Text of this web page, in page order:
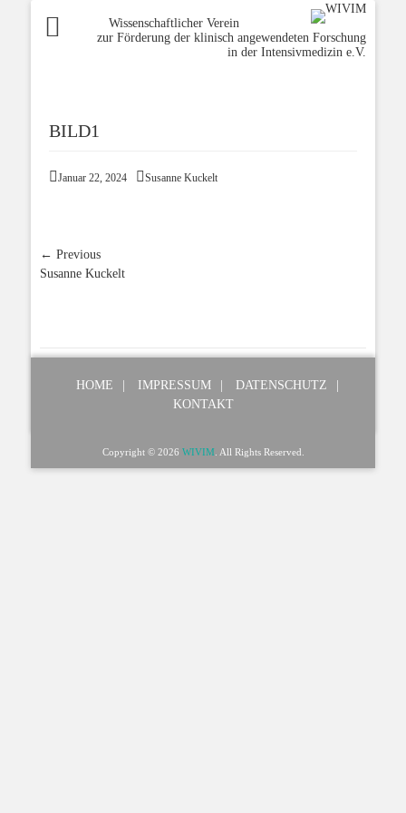
Wissenschaftlicher Verein
zur Förderung der klinisch angewendeten Forschung
in der Intensivmedizin e.V.
BILD1
Posted
Januar 22, 2024 Author
Susanne Kuckelt
Beitragsnavigation
← Previous
Previous
Susanne Kuckelt
HOME IMPRESSUM
DATENSCHUTZ
KONTAKT
Copyright © 2026 WIVIM. All Rights Reserved.